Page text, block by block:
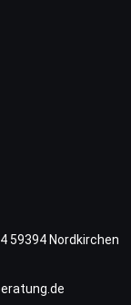
59394 Nordkirchen